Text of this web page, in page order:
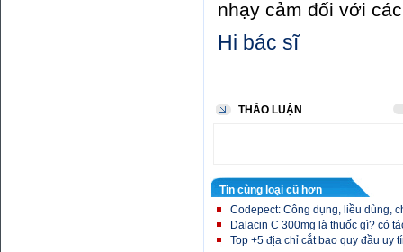
nhạy cảm đối với
Hi bác sĩ
THẢO LUẬN
Tin cùng loại cũ hơn
Codepect: Công dụng, liều dùng,
Dalacin C 300mg là thuốc gì? có
Top +5 địa chỉ cắt bao quy đầu uy